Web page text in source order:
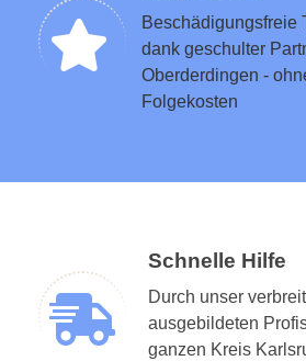
Beschädigungsfreie
dank geschulter
Oberderdingen -
Folgekosten
Schnelle Hilfe
Durch unser
ausgebildeten
ganzen Kreis